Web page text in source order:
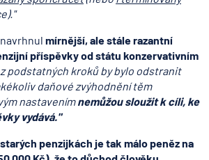
mírnější, ale stále razantní
příspěvky od státu konzervativním
z podstatných kroků by bylo odstranit
daňové zvýhodnění těm
nastavenímnemůžou sloužit k cíli, ke
vydává."
penzijkách je tak málo peněz na